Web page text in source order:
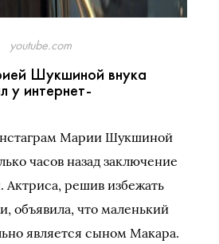
youtube.com
Шукшиной внука
у интернет-
Марии Шукшиной
часов назад заключение
решив избежать
объявила, что маленький
является сыном Макара.